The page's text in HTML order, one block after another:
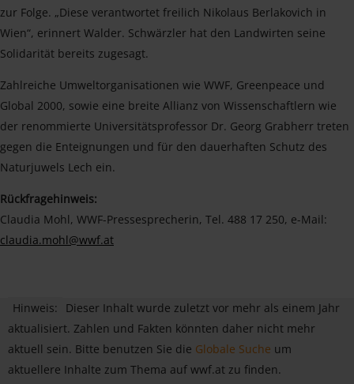
zur Folge. „Diese verantwortet freilich Nikolaus Berlakovich in
Wien“, erinnert Walder. Schwärzler hat den Landwirten seine
Solidarität bereits zugesagt.
Zahlreiche Umweltorganisationen wie WWF, Greenpeace und
Global 2000, sowie eine breite Allianz von Wissenschaftlern wie
der renommierte Universitätsprofessor Dr. Georg Grabherr treten
gegen die Enteignungen und für den dauerhaften Schutz des
Naturjuwels Lech ein.
Rückfragehinweis:
Claudia Mohl, WWF-Pressesprecherin, Tel. 488 17 250, e-Mail:
claudia.mohl@wwf.at
Hinweis:
Dieser Inhalt wurde zuletzt vor mehr als einem Jahr
aktualisiert. Zahlen und Fakten könnten daher nicht mehr
aktuell sein. Bitte benutzen Sie die Globale Suche um
aktuellere Inhalte zum Thema auf wwf.at zu finden.